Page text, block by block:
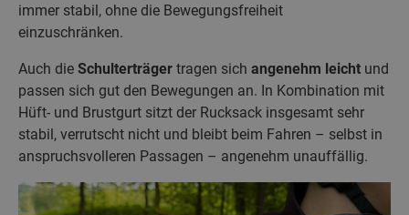
immer stabil, ohne die Bewegungsfreiheit
einzuschränken.
Auch die Schulterträger tragen sich angenehm leicht und
passen sich gut den Bewegungen an. In Kombination mit
Hüft- und Brustgurt sitzt der Rucksack insgesamt sehr
stabil, verrutscht nicht und bleibt beim Fahren – selbst in
anspruchsvolleren Passagen – angenehm unauffällig.